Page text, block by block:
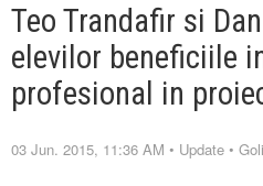
Teo Trandafir si
elevilor beneficiile
profesional in
03 Jun. 2015, 11:36 AM • Update •